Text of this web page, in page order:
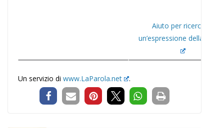
Aiuto per ricercare
un’espressione della
Un servizio di www.LaParola.net .